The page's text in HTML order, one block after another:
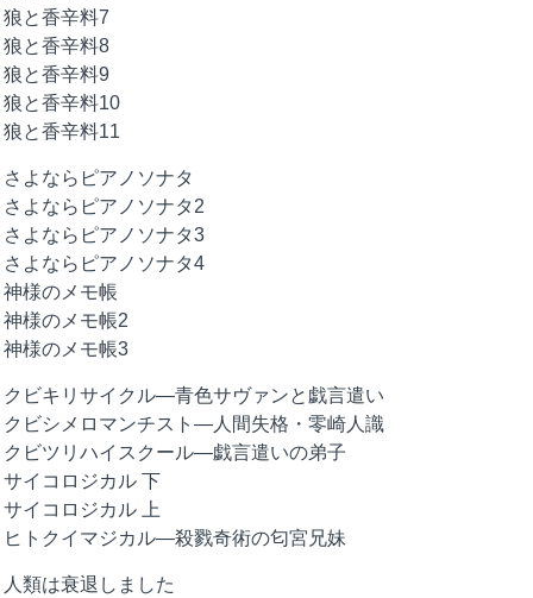
狼と香辛料7
狼と香辛料8
狼と香辛料9
狼と香辛料10
狼と香辛料11
さよならピアノソナタ
さよならピアノソナタ2
さよならピアノソナタ3
さよならピアノソナタ4
神様のメモ帳
神様のメモ帳2
神様のメモ帳3
クビキリサイクル―青色サヴァンと戯言遣い
クビシメロマンチスト―人間失格・零崎人識
クビツリハイスクール―戯言遣いの弟子
サイコロジカル 下
サイコロジカル 上
ヒトクイマジカル―殺戮奇術の匂宮兄妹
人類は衰退しました